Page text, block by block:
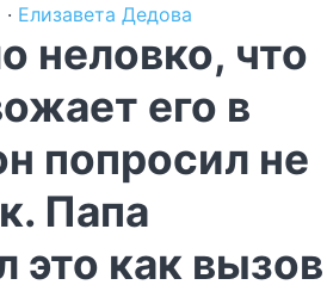
· Елизавета Дедова
неловко, что
его в
попросил не
Папа
это как вызов